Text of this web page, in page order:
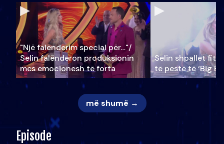
"Një falenderim special për…"/
Selin falënderon produksionin
mes emocionesh të forta
Selin shpallet
të pestë të ‘Big
më shumë →
Episode